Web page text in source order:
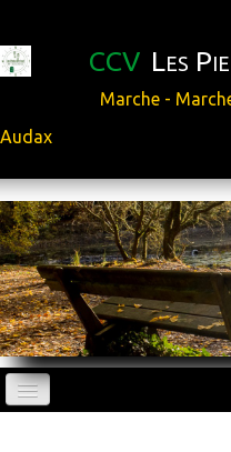
CCV Les
Marche -
Audax